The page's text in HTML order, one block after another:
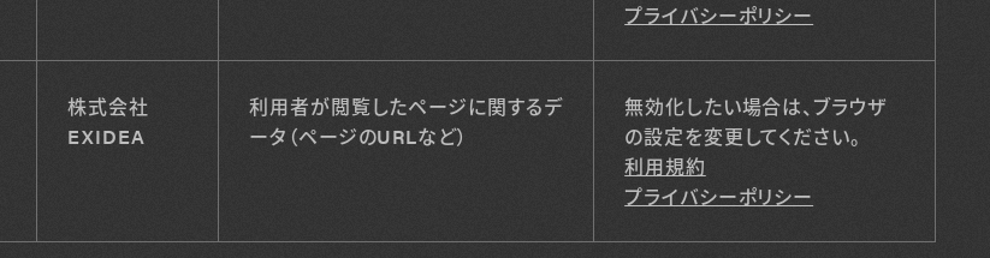
プライバシーポリシー
株式会社
EXIDEA
利用者が閲覧したページに関するデ
ータ（ページのURLなど）
無効化したい場合は、ブラウザ
の設定を変更してください。
利用規約
プライバシーポリシー